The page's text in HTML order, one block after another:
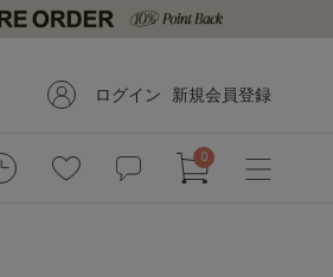
ログイン 新規会員登録
0